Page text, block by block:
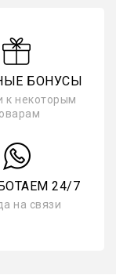
БОНУСЫ
к некоторым
24/7
на связи